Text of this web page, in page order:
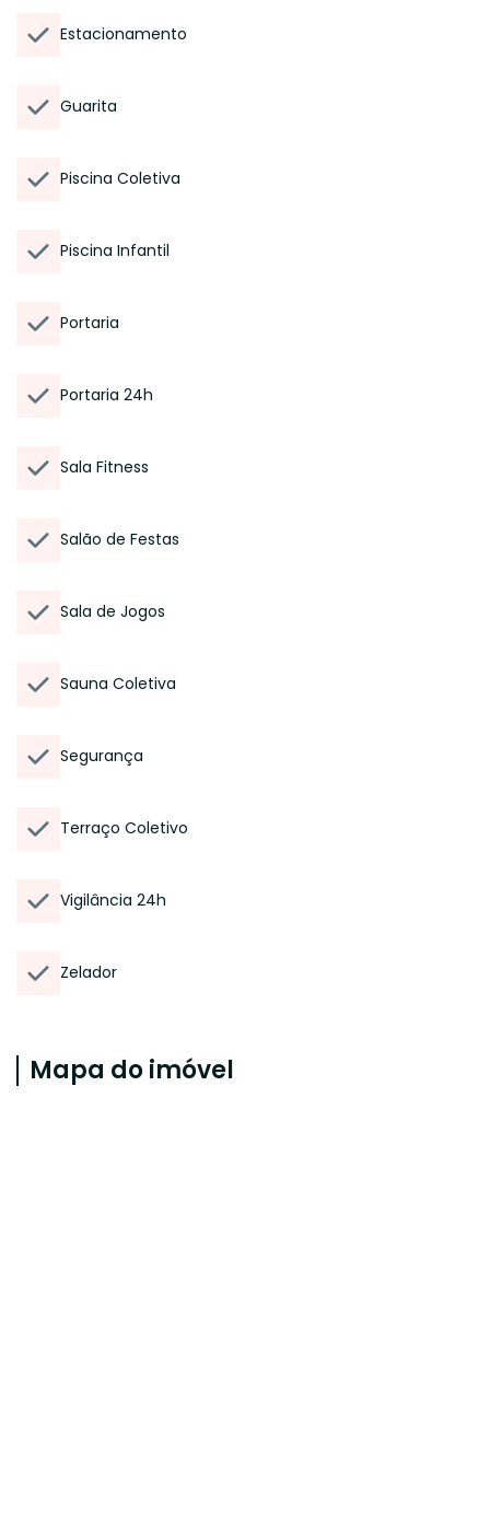
Estacionamento
Guarita
Piscina Coletiva
Piscina Infantil
Portaria
Portaria 24h
Sala Fitness
Salão de Festas
Sala de Jogos
Sauna Coletiva
Segurança
Terraço Coletivo
Vigilância 24h
Zelador
Mapa do imóvel